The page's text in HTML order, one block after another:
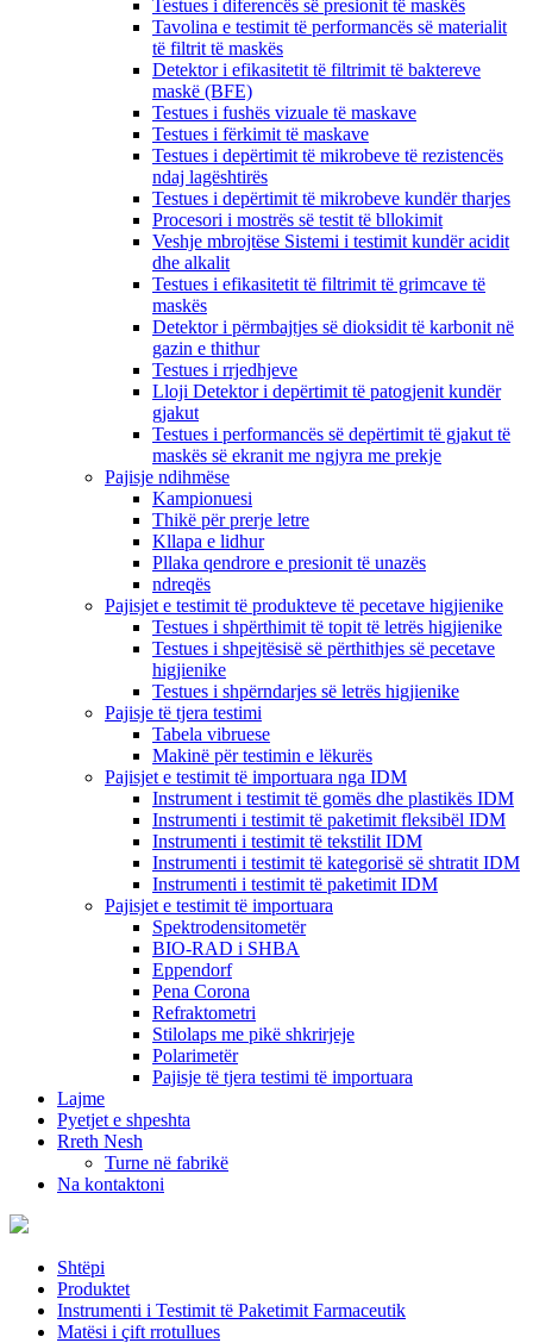
Testues i diferencës së presionit të maskës
Tavolina e testimit të performancës së materialit
të filtrit të maskës
Detektor i efikasitetit të filtrimit të baktereve
maskë (BFE)
Testues i fushës vizuale të maskave
Testues i fërkimit të maskave
Testues i depërtimit të mikrobeve të rezistencës
ndaj lagështirës
Testues i depërtimit të mikrobeve kundër tharjes
Procesori i mostrës së testit të bllokimit
Veshje mbrojtëse Sistemi i testimit kundër acidit
dhe alkalit
Testues i efikasitetit të filtrimit të grimcave të
maskës
Detektor i përmbajtjes së dioksidit të karbonit në
gazin e thithur
Testues i rrjedhjeve
Lloji Detektor i depërtimit të patogjenit kundër
gjakut
Testues i performancës së depërtimit të gjakut të
maskës së ekranit me ngjyra me prekje
Pajisje ndihmëse
Kampionuesi
Thikë për prerje letre
Kllapa e lidhur
Pllaka qendrore e presionit të unazës
ndreqës
Pajisjet e testimit të produkteve të pecetave higjienike
Testues i shpërthimit të topit të letrës higjienike
Testues i shpejtësisë së përthithjes së pecetave
higjienike
Testues i shpërndarjes së letrës higjienike
Pajisje të tjera testimi
Tabela vibruese
Makinë për testimin e lëkurës
Pajisjet e testimit të importuara nga IDM
Instrument i testimit të gomës dhe plastikës IDM
Instrumenti i testimit të paketimit fleksibël IDM
Instrumenti i testimit të tekstilit IDM
Instrumenti i testimit të kategorisë së shtratit IDM
Instrumenti i testimit të paketimit IDM
Pajisjet e testimit të importuara
Spektrodensitometër
BIO-RAD i SHBA
Eppendorf
Pena Corona
Refraktometri
Stilolaps me pikë shkrirjeje
Polarimetër
Pajisje të tjera testimi të importuara
Lajme
Pyetjet e shpeshta
Rreth Nesh
Turne në fabrikë
Na kontaktoni
Shtëpi
Produktet
Instrumenti i Testimit të Paketimit Farmaceutik
Matësi i çift rrotullues